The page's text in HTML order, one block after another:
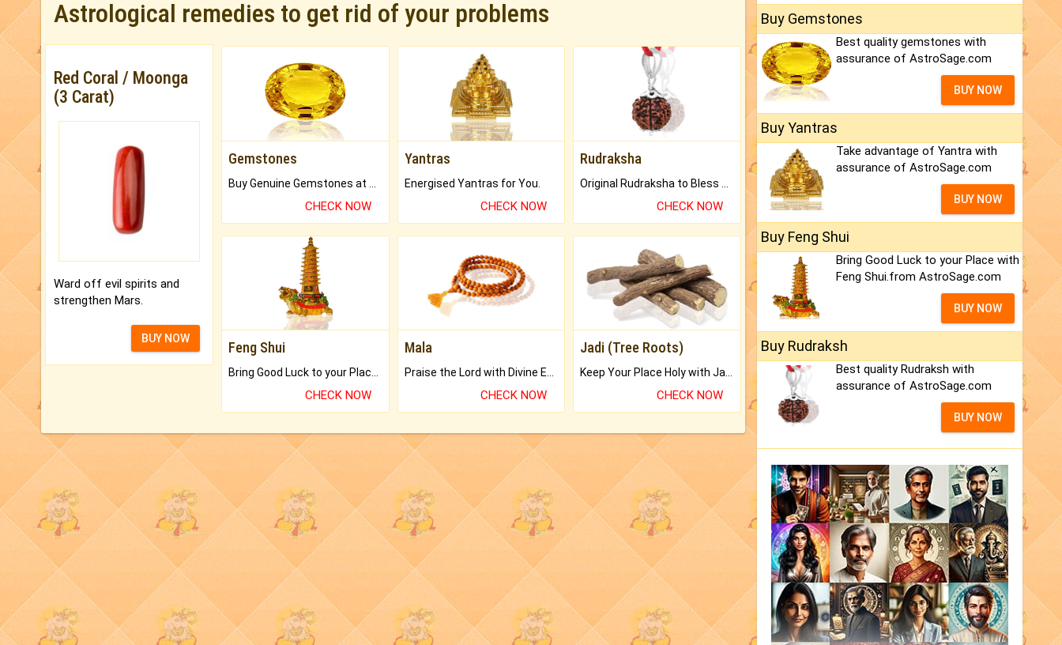
Astrological remedies to get rid of your problems
Red Coral / Moonga
(3 Carat)
Ward off evil spirits and
strengthen Mars.
BUY NOW
Gemstones
CHECK NOW
Yantras
Energised Yantras for You.
CHECK NOW
Rudraksha
CHECK NOW
Feng Shui
Bring Good Luck to your Place with Feng Shui.
CHECK NOW
Mala
Praise the Lord with Divine Energies of Mala.
CHECK NOW
Jadi (Tree Roots)
Keep Your Place Holy with Jadi.
CHECK NOW
Buy Gemstones
Best quality gemstones with
assurance of AstroSage.com
BUY NOW
Buy Yantras
Take advantage of Yantra with
assurance of AstroSage.com
BUY NOW
Buy Feng Shui
Bring Good Luck to your Place with
Feng Shui.from AstroSage.com
BUY NOW
Buy Rudraksh
Best quality Rudraksh with
assurance of AstroSage.com
BUY NOW